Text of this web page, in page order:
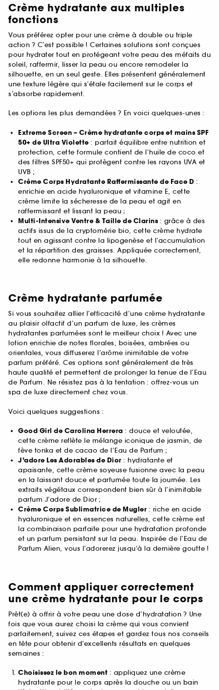
Crème hydratante aux multiples
fonctions
Vous préférez opter pour une crème à double ou triple
action ? C’est possible ! Certaines solutions sont conçues
pour hydrater tout en protégeant votre peau des méfaits du
soleil, raffermir, lisser la peau ou encore remodeler la
silhouette, en un seul geste. Elles présentent généralement
une texture légère qui s’étale facilement sur le corps et
s’absorbe rapidement.
Les options les plus demandées ? En voici quelques-unes :
Extreme Screen – Crème hydratante corps et mains SPF
50+ de Ultra Violette : parfait équilibre entre nutrition et
protection, cette formule contient de l’huile de coco et
des filtres SPF50+ qui protègent contre les rayons UVA et
UVB ;
Crème Corps Hydratante Raffermissante de Face D :
enrichie en acide hyaluronique et vitamine E, cette
crème limite la sécheresse de la peau et agit en
raffermissant et lissant la peau ;
Multi-Intensive Ventre & Taille de Clarins: grâce à des
actifs issus de la cryptomérie bio, cette crème hydrate
tout en agissant contre la lipogenèse et l’accumulation
et la répartition des graisses. Appliquée correctement,
elle redonne harmonie à la silhouette.
Crème hydratante parfumée
Si vous souhaitez allier l’efficacité d’une crème hydratante
au plaisir olfactif d’un parfum de luxe, les crèmes
hydratantes parfumées sont le meilleur choix ! Avec une
lotion enrichie de notes florales, boisées, ambrées ou
orientales, vous diffuserez l’arôme inimitable de votre
parfum préféré. Ces options sont généralement de très
haute qualité et permettent de prolonger la tenue de l’Eau
de Parfum. Ne résistez pas à la tentation : offrez-vous un
spa de luxe directement chez vous.
Voici quelques suggestions :
Good Girl de Carolina Herrera : douce et veloutée,
cette crème reflète le mélange iconique de jasmin, de
fève tonka et de cacao de l’Eau de Parfum ;
J’adore Les Adorables de Dior : hydratante et
apaisante, cette crème soyeuse fusionne avec la peau
en la laissant douce et parfumée toute la journée. Les
extraits végétaux correspondent bien sûr à l’inimitable
parfum J’adore de Dior ;
Crème Corps Sublimatrice de Mugler : riche en acide
hyaluronique et en essences naturelles, cette crème est
la combinaison parfaite pour une hydratation profonde
et un parfum persistant sur la peau. Inspirée de l’Eau de
Parfum Alien, vous l’adorerez jusqu’à la dernière goutte !
Comment appliquer correctement
une crème hydratante pour le corps
Prêt(e) à offrir à votre peau une dose d’hydratation ? Une
fois que vous aurez choisi la crème qui vous convient
parfaitement, suivez ces étapes et gardez tous nos conseils
en tête pour obtenir d’excellents résultats en quelques
semaines :
Choisissez le bon moment : appliquez une crème
hydratante pour le corps après la douche ou un bain